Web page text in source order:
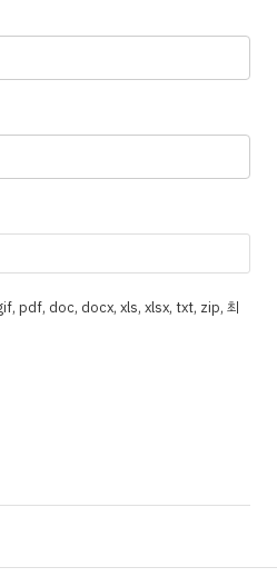
pdf, doc, docx, xls, xlsx, txt, zip, 최